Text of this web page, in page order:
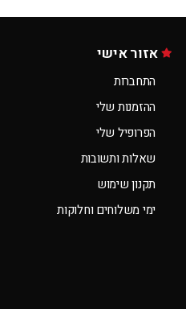
אזור אישי
התחברות
ההזמנות שלי
הפרופיל שלי
שאלות ותשובות
תקנון שימוש
ימי משלוחים וחלוקות